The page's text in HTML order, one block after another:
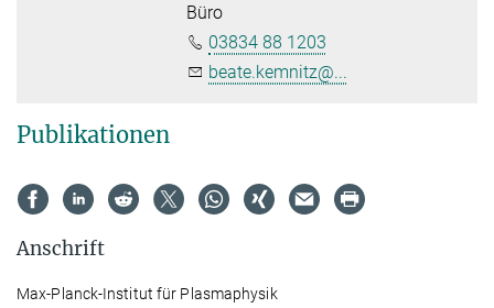
Büro
03834 88 1203
beate.kemnitz@...
Publikationen
Anschrift
Max-Planck-Institut für Plasmaphysik